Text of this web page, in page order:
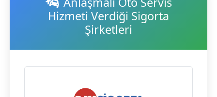
Hizmeti Verdiği Sigorta
Şirketleri